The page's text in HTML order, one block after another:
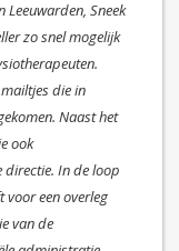
Leeuwarden, Sneek
zo snel mogelijk
die in
Naast het
ook
directie. In de loop
voor een overleg
van de